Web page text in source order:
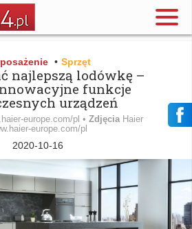
• Sprzęt
najlepszą lodówkę –
funkcje
urządzeń
europe.com/pl • Zdjęcia Haier
europe.com/pl
2020-10-16